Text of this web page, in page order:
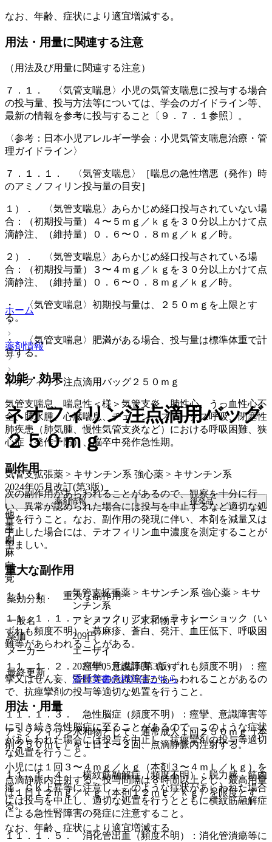
なお、年齢、症状により適宜増減する。
用法・用量に関連する注意
（用法及び用量に関連する注意）
７．１． 〈気管支喘息〉小児の気管支喘息に投与する場合
の投与量、投与方法等については、学会のガイドライン等、
最新の情報を参考に投与すること〔９．７．１参照〕。
〈参考：日本小児アレルギー学会：小児気管支喘息治療・管
理ガイドライン〉
７．１．１． 〈気管支喘息〉［喘息の急性増悪（発作）時
のアミノフィリン投与量の目安］
１）． 〈気管支喘息〉あらかじめ経口投与されていない場
合：（初期投与量）４〜５ｍｇ／ｋｇを３０分以上かけて点
滴静注、（維持量）０．６〜０．８ｍｇ／ｋｇ／時。
２）． 〈気管支喘息〉あらかじめ経口投与されている場
合：（初期投与量）３〜４ｍｇ／ｋｇを３０分以上かけて点
滴静注、（維持量）０．６〜０．８ｍｇ／ｋｇ／時。
・ 〈気管支喘息〉初期投与量は、２５０ｍｇを上限とす
る。
・ 〈気管支喘息〉肥満がある場合、投与量は標準体重で計
算する。
効能・効果
気管支喘息、喘息性＜様＞気管支炎、肺性心、うっ血性心不
全、肺水腫、心臓喘息、チェーン・ストークス呼吸、閉塞性
肺疾患（肺気腫、慢性気管支炎など）における呼吸困難、狭
心症（発作予防）、脳卒中発作急性期。
副作用
次の副作用があらわれることがあるので、観察を十分に行
い、異常が認められた場合には投与を中止するなど適切な処
置を行うこと。なお、副作用の発現に伴い、本剤を減量又は
中止した場合には、テオフィリン血中濃度を測定することが
望ましい。
重大な副作用
１１．１． 重大な副作用
１１．１．１． ショック、アナフィラキシーショック（い
ずれも頻度不明）：蕁麻疹、蒼白、発汗、血圧低下、呼吸困
難等があらわれることがある。
１１．１．２． 痙攣、意識障害（いずれも頻度不明）：痙
攣又はせん妄、昏睡等の意識障害があらわれることがあるの
で、抗痙攣剤の投与等適切な処置を行うこと。
１１．１．３． 急性脳症（頻度不明）：痙攣、意識障害等
に引き続き急性脳症に至ることがあるので、このような症状
があらわれた場合には投与を中止し、抗痙攣剤の投与等適切
な処置を行うこと。
１１．１．４． 横紋筋融解症（頻度不明）：脱力感、筋肉
痛、ＣＫ上昇等に注意し、このような症状があらわれた場合
には投与を中止し、適切な処置を行うとともに横紋筋融解症
による急性腎障害の発症に注意すること。
１１．１．５． 消化管出血（頻度不明）：消化管潰瘍等に
ホーム
薬剤情報
ネオフィリン注点滴用バッグ２５０ｍｇ
ネオフィリン注点滴用バッグ
２５０ｍｇ
気管支拡張薬 > キサンチン系 強心薬 > キサンチン系
2024年05月改訂(第3版)
薬剤情報 後発品
他
毒
劇
麻
向
覚
薬効分類
気管支拡張薬 > キサンチン系 強心薬 > キサ
ンチン系
一般名
アミノフィリン水和物キット
薬価
209円
メーカー
エーザイ
最終更新
2024年05月改訂(第3版)
添付文書のPDFはこちら
用法・用量
アミノフィリン水和物として、通常成人１回２５０ｍｇ（本
剤２５０ｍＬ）を１日１〜２回、点滴静脈内注射する。
小児には１回３〜４ｍｇ／ｋｇ（本剤３〜４ｍＬ／ｋｇ）を
点滴静脈内注射する。投与間隔は８時間以上とし、最高用量
は１日１２ｍｇ／ｋｇ（本剤１２ｍＬ／ｋｇ）を限度とす
る。
なお、年齢、症状により適宜増減する。